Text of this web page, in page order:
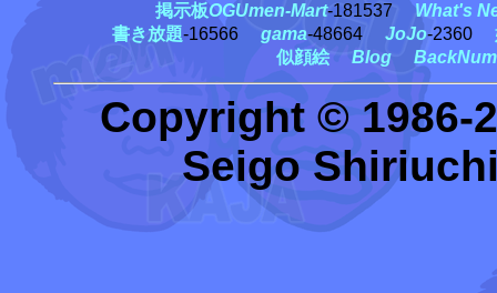
掲示板OGUmen-Mart-181537What's
書き放題-16566 gama-48664 JoJo-2360
似顔絵
Blog
Copyright © 1986-
Seigo